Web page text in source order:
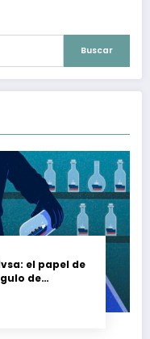
Buscar
el papel de
de